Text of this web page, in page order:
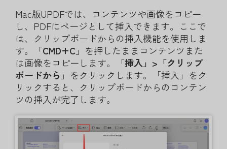
Mac版UPDFでは、コンテンツや画像をコピー
し、PDFにページとして挿入できます。ここで
は、クリップボードからの挿入機能を使用しま
す。「CMD+C」を押したままコンテンツまた
は画像をコピーします。「挿入」>「クリップ
ボードから 」をクリックします。「挿入」をク
リックすると、クリップボードからのコンテン
ツの挿入が完了します。